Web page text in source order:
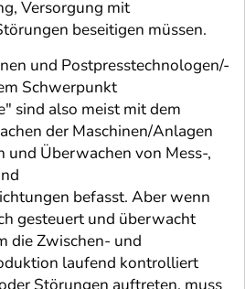
Versorgung mit
beseitigen müssen.
und Postpresstechnologen/-
Schwerpunkt
sind also meist mit dem
der Maschinen/Anlagen
und Überwachen von Mess-,
befasst. Aber wenn
gesteuert und überwacht
die Zwischen- und
laufend kontrolliert